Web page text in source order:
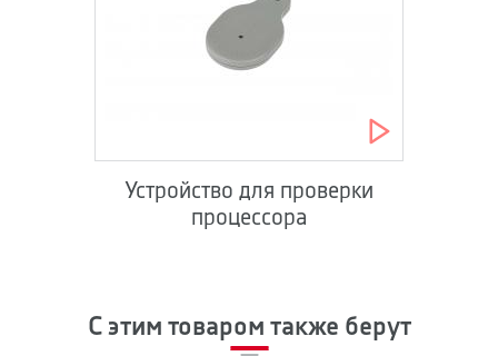
Устройство для проверки
процессора
С этим товаром также берут